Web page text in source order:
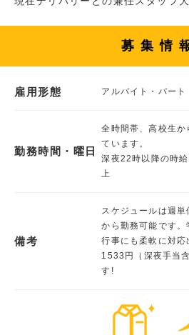
募集情
雇用形態 アルバイト・パート
勤務時間・曜日
全時間帯、高校生か
ています。
深夜22時以降の時
上
備考
スケジュールは週
から勤務可能です
行事にも柔軟に対
1533円（深夜手当
す!